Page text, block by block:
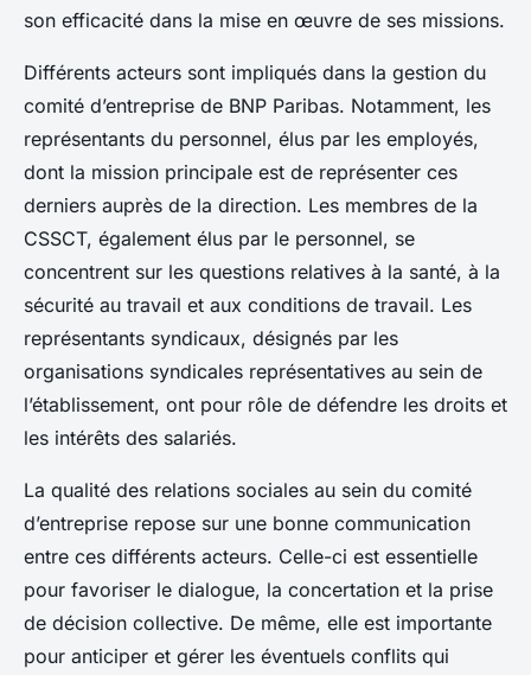
son efficacité dans la mise en œuvre de ses missions.
Différents acteurs sont impliqués dans la gestion du
comité d’entreprise de BNP Paribas. Notamment, les
représentants du personnel, élus par les employés,
dont la mission principale est de représenter ces
derniers auprès de la direction. Les membres de la
CSSCT, également élus par le personnel, se
concentrent sur les questions relatives à la santé, à la
sécurité au travail et aux conditions de travail. Les
représentants syndicaux, désignés par les
organisations syndicales représentatives au sein de
l’établissement, ont pour rôle de défendre les droits et
les intérêts des salariés.
La qualité des relations sociales au sein du comité
d’entreprise repose sur une bonne communication
entre ces différents acteurs. Celle-ci est essentielle
pour favoriser le dialogue, la concertation et la prise
de décision collective. De même, elle est importante
pour anticiper et gérer les éventuels conflits qui